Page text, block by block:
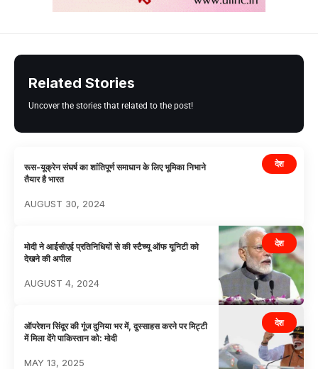
Related Stories
Uncover the stories that related to the post!
देश
रूस-यूक्रेन संघर्ष का शांतिपूर्ण समाधान के लिए भूमिका निभाने
तैयार है भारत
AUGUST 30, 2024
देश
मोदी ने आईसीएई प्रतिनिधियों से की स्टैच्यू ऑफ यूनिटी को
देखने की अपील
AUGUST 4, 2024
देश
ऑपरेशन सिंदूर की गूंज दुनिया भर में, दुस्साहस करने पर मिट्टी
में मिला देंगे पाकिस्तान को: मोदी
MAY 13, 2025